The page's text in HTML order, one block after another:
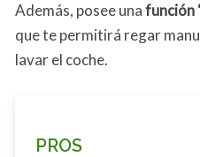
Además, posee unafunción
que te permitirá regar
lavar el coche.
PROS